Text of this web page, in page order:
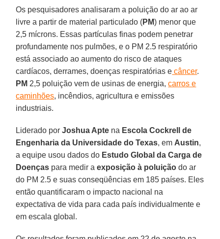
Os pesquisadores analisaram a poluição do ar ao ar
livre a partir de material particulado (PM) menor que
2,5 mícrons. Essas partículas finas podem penetrar
profundamente nos pulmões, e o PM 2.5 respiratório
está associado ao aumento do risco de ataques
cardíacos, derrames, doenças respiratórias e câncer.
PM 2,5 poluição vem de usinas de energia,carros e
caminhões, incêndios, agricultura e emissões
industriais.
Liderado porJoshua Apte na Escola Cockrell de
Engenharia da Universidade do Texas, em Austin,
a equipe usou dados do Estudo Global da Carga de
Doenças para medir a exposição à poluição do ar
do PM 2.5 e suas conseqüências em 185 países. Eles
então quantificaram o impacto nacional na
expectativa de vida para cada país individualmente e
em escala global.